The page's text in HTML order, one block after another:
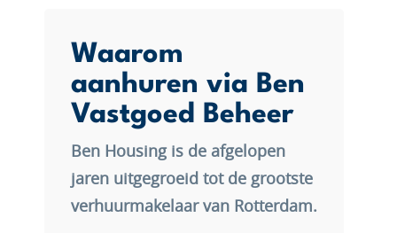
Waarom
aanhuren via Ben
Vastgoed Beheer
Ben Housing is de afgelopen
jaren uitgegroeid tot de grootste
verhuurmakelaar van Rotterdam.